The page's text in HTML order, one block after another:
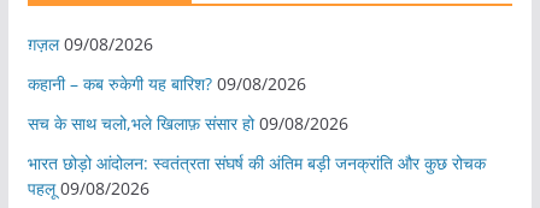
ग़ज़ल 09/08/2026
कहानी – कब रुकेगी यह बारिश? 09/08/2026
सच के साथ चलो,भले खिलाफ़ संसार हो 09/08/2026
भारत छोड़ो आंदोलन: स्वतंत्रता संघर्ष की अंतिम बड़ी जनक्रांति और कुछ रोचक
पहलू 09/08/2026